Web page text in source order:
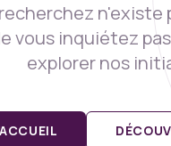
n'existe
vous inquiétez
explorer nos